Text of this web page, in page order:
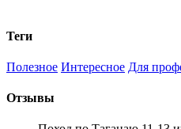
Теги
Полезное Интересное Для
Отзывы